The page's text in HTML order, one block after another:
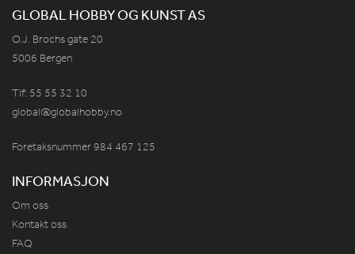
GLOBAL HOBBY OG KUNST AS
O.J. Brochs gate 20
5006 Bergen
Tlf: 55 55 32 10
global@globalhobby.no
Foretaksnummer 984 467 125
INFORMASJON
Om oss
Kontakt oss
FAQ